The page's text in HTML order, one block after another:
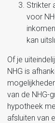
Strikter
voor
kan
Of je
NHG is
van de NHG-
hypotheek
afsluiten van